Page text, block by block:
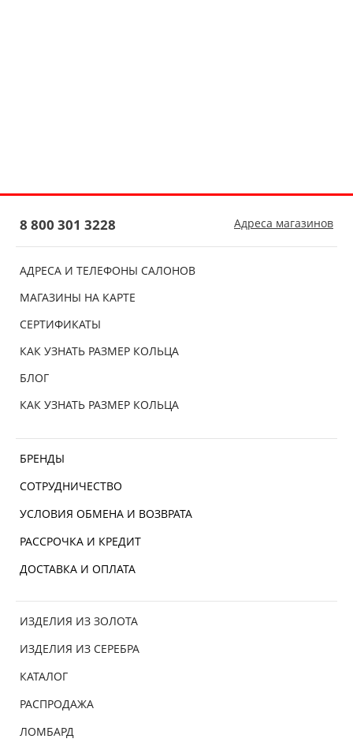
АДРЕСА И ТЕЛЕФОНЫ САЛОНОВ
МАГАЗИНЫ НА КАРТЕ
СЕРТИФИКАТЫ
КАК УЗНАТЬ РАЗМЕР КОЛЬЦА
БЛОГ
КАК УЗНАТЬ РАЗМЕР КОЛЬЦА
БРЕНДЫ
СОТРУДНИЧЕСТВО
УСЛОВИЯ ОБМЕНА И ВОЗВРАТА
РАССРОЧКА И КРЕДИТ
ДОСТАВКА И ОПЛАТА
ИЗДЕЛИЯ ИЗ ЗОЛОТА
ИЗДЕЛИЯ ИЗ СЕРЕБРА
КАТАЛОГ
РАСПРОДАЖА
ЛОМБАРД
8 800 301 3228 Адреса магазинов